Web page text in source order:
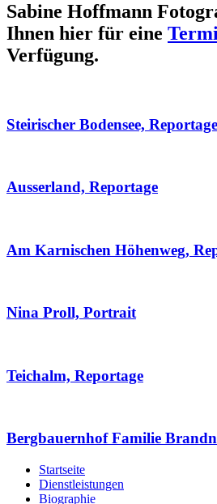
Sabine Hoffmann
Ihnen hier für eine
Verfügung.
Steirischer Bodensee, Reportage
Ausserland, Reportage
Am Karnischen Höhenweg,
Nina Proll, Portrait
Teichalm, Reportage
Bergbauernhof Familie
Startseite
Dienstleistungen
Biographie